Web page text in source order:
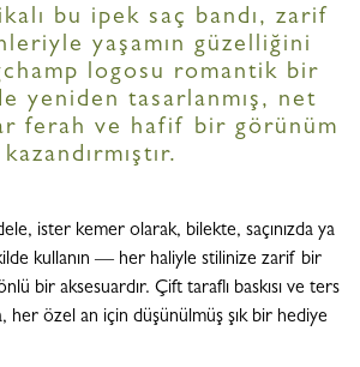
bu ipek saç bandı, zarif
yaşamın güzelliğini
logosu romantik bir
yeniden tasarlanmış, net
ferah ve hafif bir görünüm
kazandırmıştır.
ister kemer olarak, bilekte, saçınızda ya
kullanın — her haliyle stilinize zarif bir
bir aksesuardır. Çift taraflı baskısı ve ters
her özel an için düşünülmüş şık bir hediye